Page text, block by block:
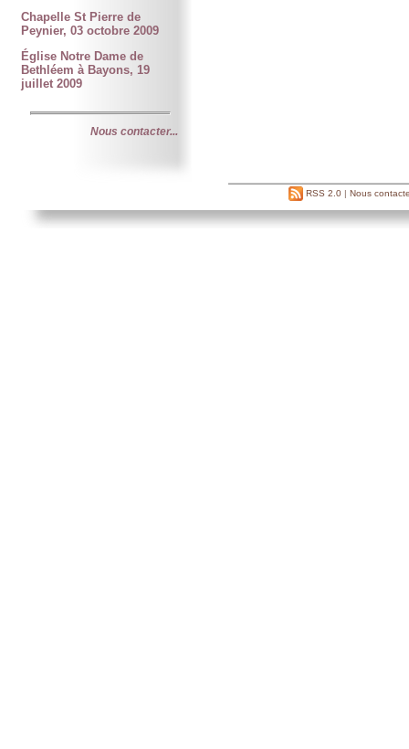
Chapelle St Pierre de
Peynier, 03 octobre 2009
Église Notre Dame de
Bethléem à Bayons, 19
juillet 2009
Nous contacter...
RSS 2.0| Nous